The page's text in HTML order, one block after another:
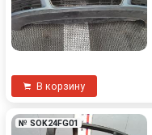
В корзину
№ SOK24FG01